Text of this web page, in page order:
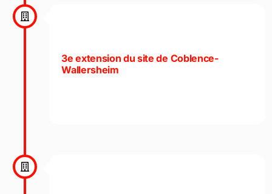
3e extension du site de Coblence-
Wallersheim